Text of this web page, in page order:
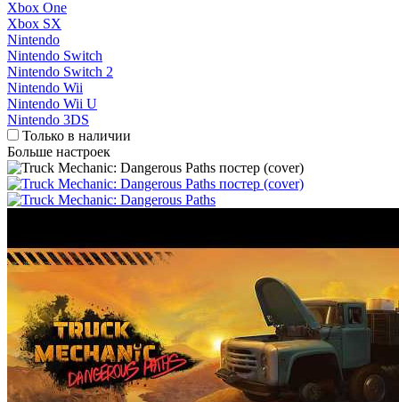
Xbox One
Xbox SX
Nintendo
Nintendo Switch
Nintendo Switch 2
Nintendo Wii
Nintendo Wii U
Nintendo 3DS
Только в наличии
Больше настроек